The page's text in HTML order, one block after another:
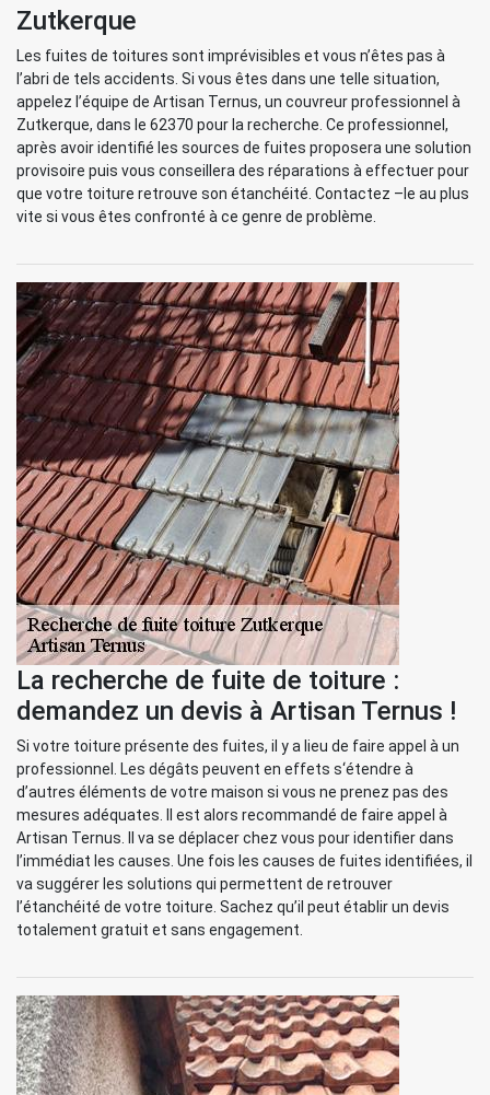
Zutkerque
Les fuites de toitures sont imprévisibles et vous n’êtes pas à
l’abri de tels accidents. Si vous êtes dans une telle situation,
appelez l’équipe de Artisan Ternus, un couvreur professionnel à
Zutkerque, dans le 62370 pour la recherche. Ce professionnel,
après avoir identifié les sources de fuites proposera une solution
provisoire puis vous conseillera des réparations à effectuer pour
que votre toiture retrouve son étanchéité. Contactez –le au plus
vite si vous êtes confronté à ce genre de problème.
La recherche de fuite de toiture :
demandez un devis à Artisan Ternus !
Si votre toiture présente des fuites, il y a lieu de faire appel à un
professionnel. Les dégâts peuvent en effets s‘étendre à
d’autres éléments de votre maison si vous ne prenez pas des
mesures adéquates. Il est alors recommandé de faire appel à
Artisan Ternus. Il va se déplacer chez vous pour identifier dans
l’immédiat les causes. Une fois les causes de fuites identifiées, il
va suggérer les solutions qui permettent de retrouver
l’étanchéité de votre toiture. Sachez qu’il peut établir un devis
totalement gratuit et sans engagement.